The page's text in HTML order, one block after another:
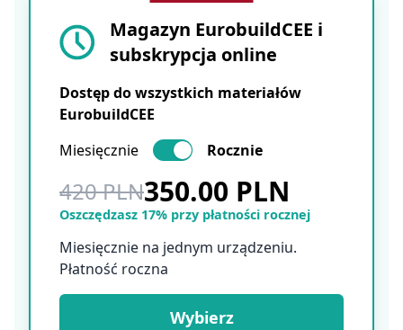
Magazyn EurobuildCEE i
subskrypcja online
Dostęp do wszystkich materiałów
EurobuildCEE
Miesięcznie
Rocznie
420 PLN350.00 PLN
Oszczędzasz 17% przy płatności rocznej
Miesięcznie na jednym urządzeniu.
Płatność roczna
Wybierz